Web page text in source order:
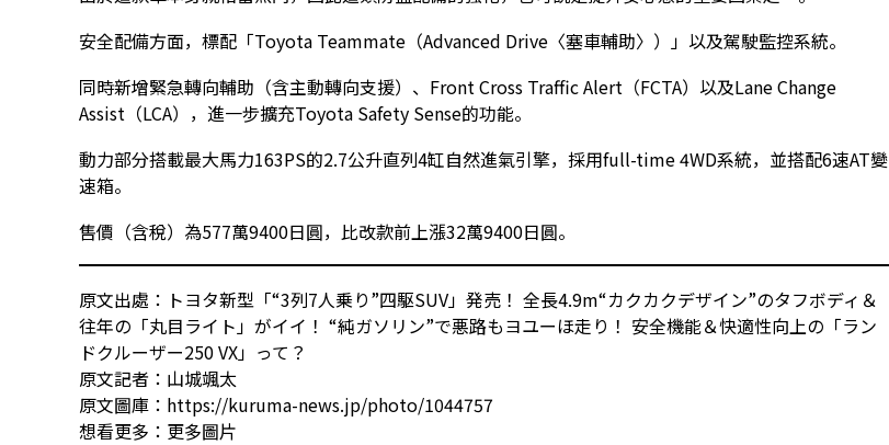
安全配備方面，標配「Toyota Teammate（Advanced Drive〈塞車輔助〉）」以及駕駛監控系統。
同時新增緊急轉向輔助（含主動轉向支援）、Front Cross Traffic Alert（FCTA）以及Lane Change
Assist（LCA），進一步擴充Toyota Safety Sense的功能。
動力部分搭載最大馬力163PS的2.7公升直列4缸自然進氣引擎，採用full-time 4WD系統，並搭配6速AT變
速箱。
售價（含稅）為577萬9400日圓，比改款前上漲32萬9400日圓。
原文出處：トヨタ新型「“3列7人乗り”四駆SUV」発売！ 全長4.9m“カクカクデザイン”のタフボディ＆
往年の「丸目ライト」がイイ！ “純ガソリン”で悪路もヨユーほ走り！ 安全機能＆快適性向上の「ラン
ドクルーザー250 VX」って？
原文記者：山城颯太
原文圖庫：https://kuruma-news.jp/photo/1044757
想看更多： 更多圖片